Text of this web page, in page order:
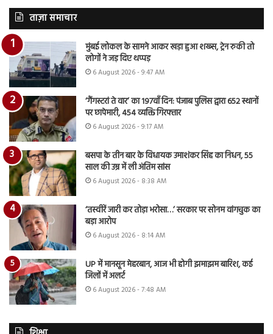
ताज़ा समाचार
मुंबई लोकल के सामने आकर खड़ा हुआ शख्स, ट्रेन रुकी तो
लोगों ने जड़ दिए थप्पड़
6 August 2026 - 9:47 AM
‘गैंगस्टरां ते वार’ का 197वाँ दिन: पंजाब पुलिस द्वारा 652 स्थानों
पर छापेमारी, 454 व्यक्ति गिरफ्तार
6 August 2026 - 9:17 AM
बसपा के तीन बार के विधायक उमाशंकर सिंह का निधन, 55
साल की उम्र में ली अंतिम सांस
6 August 2026 - 8:38 AM
‘तस्वीरें जारी कर तोड़ा भरोसा…’ सरकार पर सोनम वांगचुक का
बड़ा आरोप
6 August 2026 - 8:14 AM
UP में मानसून मेहरबान, आज भी होगी झमाझम बारिश, कई
जिलों में अलर्ट
6 August 2026 - 7:48 AM